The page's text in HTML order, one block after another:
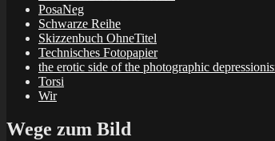
PosaNeg
Schwarze Reihe
Skizzenbuch OhneTitel
Technisches Fotopapier
the erotic side of the photographic
Torsi
Wir
Wege zum Bild